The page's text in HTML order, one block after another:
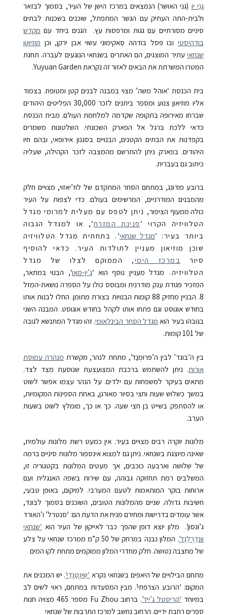
גנֵי יוּ(גני האושר) הנמצאים בּמרכז הישן של העיר, בּסמוּך לבּזאר
ולבית-התה העתיק עם הגשר המתפתל, שוכנים בשכנות לבתים
סיניים מסורתיים עם גגות ומרפסות עץ. הגנים ביחד עם מקדש
בּודהיסטי ובו פּסל בּודהה סַאקימוּנִי עשוי אבן ירקן, וכן מוזיאון
שנחאי עתיר המוצגים, הם האתרים בשנחאי הנוגעים לעברה. תחנת
המטרו המשרתת את הבאים לאזור זה נקראת Yuyuan Garden.
בית הכנסת ‘אוהל משה’ מצוי במבנה לבנים קטן ומטופח. בצמוד
אליו מוזיאון צנוע ומספר ביתנים לזכר 30,000 הפליטים היהודים
שברחו מאירופה בתקופה שקדמה למלחמת העולם. מבית הכנסת
כדאי ללכת ברגל אל הפארק השכונתי. השלטונות משמרים
בקפדנות את הבתים הקטנים, הבנויים בסגנון אירופאי, ובהם חיו
היהודים. בפארק ניתן להתרשם מהמצבה לזכר הקהילה, שעליה
כיתוב גם בעברית.
ברובע פודונג, במתחם הסחר המתקדם של לוז’יאזוי, מצויים חלק
מהמבנים המודרניים, המרשימים בעולם. כדי לצפות על העיר
כולה ממעוף הציפור, ניתן לטפס עם מעלית למרומי מגדל
הטלוויזיה הקרוי ‘פנינת המזרח‘, או למגדל הגבוה
ביותר בעיר: ‘מגדל שנחאי‘. בתחתית מגדל הטלוויזיה
שוכן מוזיאון מעניין לתולדות העיר. כדאי להוסיף
סיור
במרכז הימי, הממוקם לצלו של מגדל
הטלוויזיה. מגדל מעניין נוסף הוא ‘ג’ין-מאו‘, הבנוי במתאר,
המזכיר פּגודת ענק מודרנית ומבוסס כולו על הספרה נושאת-המזל
8. הבניין מחזיק
88 קומות הבנויות בצורת מתומן. החלו לבנות אותו
בחודש אוגוסט וגם פתחו אותו לקהל בחודש אוגוסט. המבנה השני
בגובהו בעיר הוא מגדל הסחר הבינלאומי. זהו מגדל המתנשא לגובה
של 101 קומות.
בין ה’בּונד’ לבין ה’פּרוֹמְנַד’, מתחת לנהר, מקשרת מנהרה עמוסת
אורות. ניתן להשתמש ברכבת המצועצעת שנוסעת מצד לצד.
מתאים בעיקר למשפחות עם ילדים. על הנהר עצמו אפשר לשוט
במשך כשלוש שעות וחצי בסיור מאורגן, באחת הספינות המקומיות,
או להסתפק בשייט בן חצי שעה. כך או כך, מומלץ לשוט בשעות
הערב.
מלונות יוקרה רבים מצויים בעיר. אין כמעט רשת מלונות עולמית,
שאינה מיוצגת בשנחאי. ניתן גם למצוא אינספור מלונות סיניים ברמה
של שלושה וארבעה כוכבים, אך מעטים המלונות בקטגוריה זו,
המשלבים רמת תחזוקה גבוהה, עם שירות בשפה האנגלית ועם
ארוחות בוקר המותאמות לטעם המערבי. למיקום, באופן טבעי,
חשיבות גדולה. שניים מהמלונות הטובים, השוכנים בסמוך לבּונד,
אשר עומדים בדרישות ומחירם מניח את הדעת הם: ‘סנטרל’ ו’האורד
ג’ונסון’. מלון יוצא דופן שהפך כבר לאייקון של העיר הוא ‘שנחאי
וונדֶרְלֶנְד’
. המלון נבנה במרחק של 50 ק”מ ממרכז שנחאי על צלע
של מחצבה נטושה. חלק מחדרי המלון ממוקמים מתחת לקו המים
מתחם הבילויים של היאפּים בשנחאי נקרא ‘שִינְטַנְדִי’. יש המכנים את
המקום: ‘הרובע הצרפתי’. מבין המסעדות במתחם, ראוי לשים לב
במיוחד ‘קריסטל ג’ייד’.
ברחוב Fu Zhou מספר 465 מצויה חנות
ספרים רחבת ידיים. הרחוב נחשב למרכז התרבות של שנחאי